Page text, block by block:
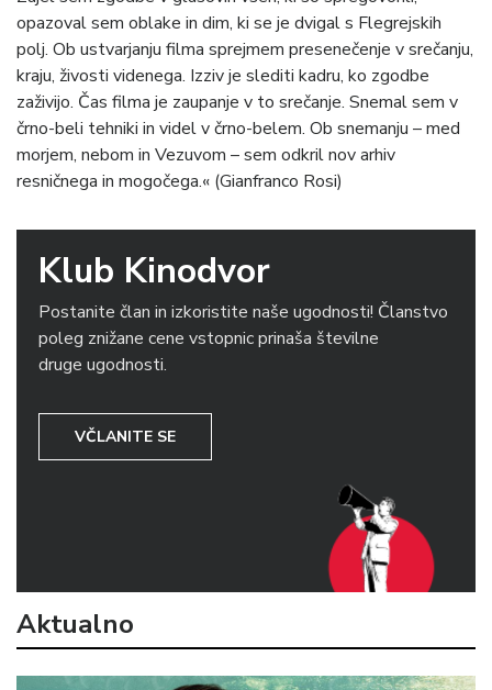
opazoval sem oblake in dim, ki se je dvigal s Flegrejskih
polj. Ob ustvarjanju filma sprejmem presenečenje v srečanju,
kraju, živosti videnega. Izziv je slediti kadru, ko zgodbe
zaživijo. Čas filma je zaupanje v to srečanje. Snemal sem v
črno-beli tehniki in videl v črno-belem. Ob snemanju – med
morjem, nebom in Vezuvom – sem odkril nov arhiv
resničnega in mogočega.« (Gianfranco Rosi)
Klub Kinodvor
Postanite član in izkoristite naše ugodnosti! Članstvo
poleg znižane cene vstopnic prinaša številne
druge ugodnosti.
VČLANITE SE
Aktualno